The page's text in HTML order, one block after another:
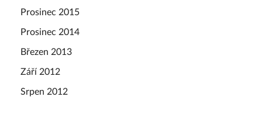
Prosinec 2015
Prosinec 2014
Březen 2013
Září 2012
Srpen 2012